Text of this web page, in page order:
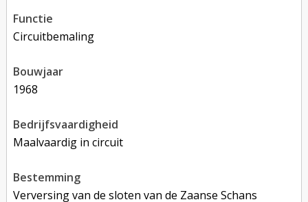
functie
circuitbemaling
bouwjaar
1968
bedrijfsvaardigheid
Maalvaardig in circuit
bestemming
Verversing van de sloten van de Zaanse Schans